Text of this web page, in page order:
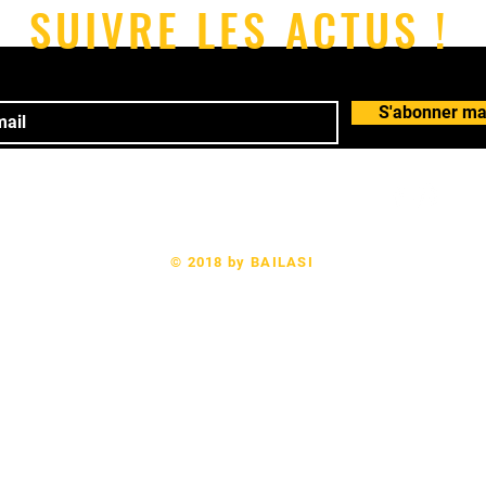
S'abonner
SUIVRE LES ACTUS !
© 2018 by BAILASI